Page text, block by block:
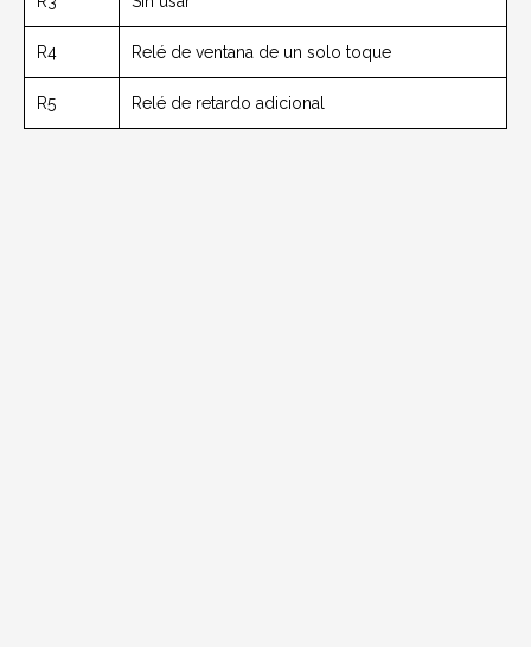
R4 Relé de ventana de un solo toque
R5 Relé de retardo adicional